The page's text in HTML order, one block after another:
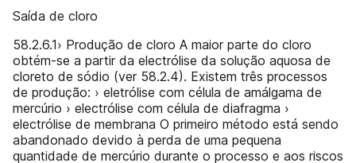
Saída de cloro
58.2.6.1› Produção de cloro A maior parte do cloro
obtém-se a partir da electrólise da solução aquosa de
cloreto de sódio (ver 58.2.4). Existem três processos
de produção: › eletrólise com célula de amálgama de
mercúrio › electrólise com célula de diafragma ›
electrólise de membrana O primeiro método está sendo
abandonado devido à perda de uma pequena
quantidade de mercúrio durante o processo e aos riscos